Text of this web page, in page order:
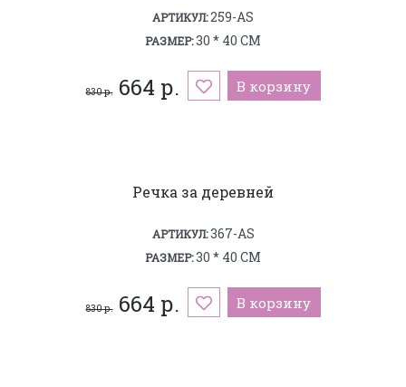
АРТИКУЛ:259-AS
РАЗМЕР:30 * 40 СМ
830 р.664 р. В корзину
Речка за деревней
АРТИКУЛ:367-AS
РАЗМЕР:30 * 40 СМ
830 р.664 р. В корзину